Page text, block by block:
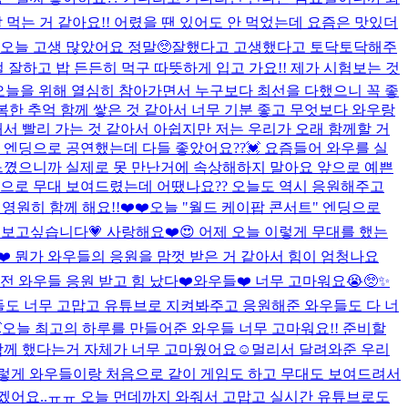
는 거 같아요!! 어렸을 땐 있어도 안 먹었는데 요즘은 맛있더
늘 고생 많았어요 정말🥺잘했다고 고생했다고 토닥토닥해주
하고 밥 든든히 먹구 따뜻하게 입고 가요!! 제가 시험보는 것
을 위해 열심히 참아가면서 누구보다 최선을 다했으니 꼭 좋
한 추억 함께 쌓은 것 같아서 너무 기분 좋고 무엇보다 와우랑
빨리 가는 것 같아서 아쉽지만 저는 우리가 오래 함께할 거
딩으로 공연했는데 다들 좋았어요??💓 요즘들어 와우를 실
으니까 실제로 못 만난거에 속상해하지 말아요 앞으로 예쁜
무대 보여드렸는데 어땠나요?? 오늘도 역시 응원해주고
영원히 함께 해요!!❤️❤️오늘 "월드 케이팝 콘서트" 엔딩으로
보고싶습니다💗 사랑해요❤️😍 어제 오늘 이렇게 무대를 했는
가 와우들의 응원을 맘껏 받은 거 같아서 힘이 엄청나요
와우들 응원 받고 힘 났다❤️와우들❤️ 너무 고마워요😭🥺✨
너무 고맙고 유튜브로 지켜봐주고 응원해준 와우들도 다 너
오늘 최고의 하루를 만들어준 와우들 너무 고마워요!! 준비할
했다는거 자체가 너무 고마웠어요☺️멀리서 달려와준 우리
게 와우들이랑 처음으로 같이 게임도 하고 무대도 보여드려서
요..ㅠㅠ 오늘 먼데까지 와줘서 고맙고 실시간 유튜브로도